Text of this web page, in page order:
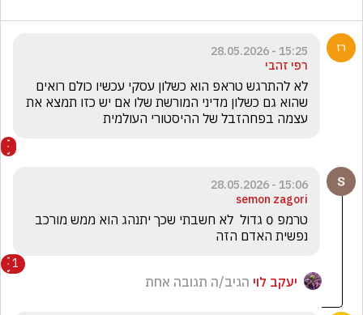
15:25 - 28.05.2026
רפי זהבי
עצמה בפחהזבל של ההיסטורי העולמית
15:06 - 28.05.2026
semon zagori
נפשית האדם הזה
1
יעקב לוי הגיב/ה תגובה אחת